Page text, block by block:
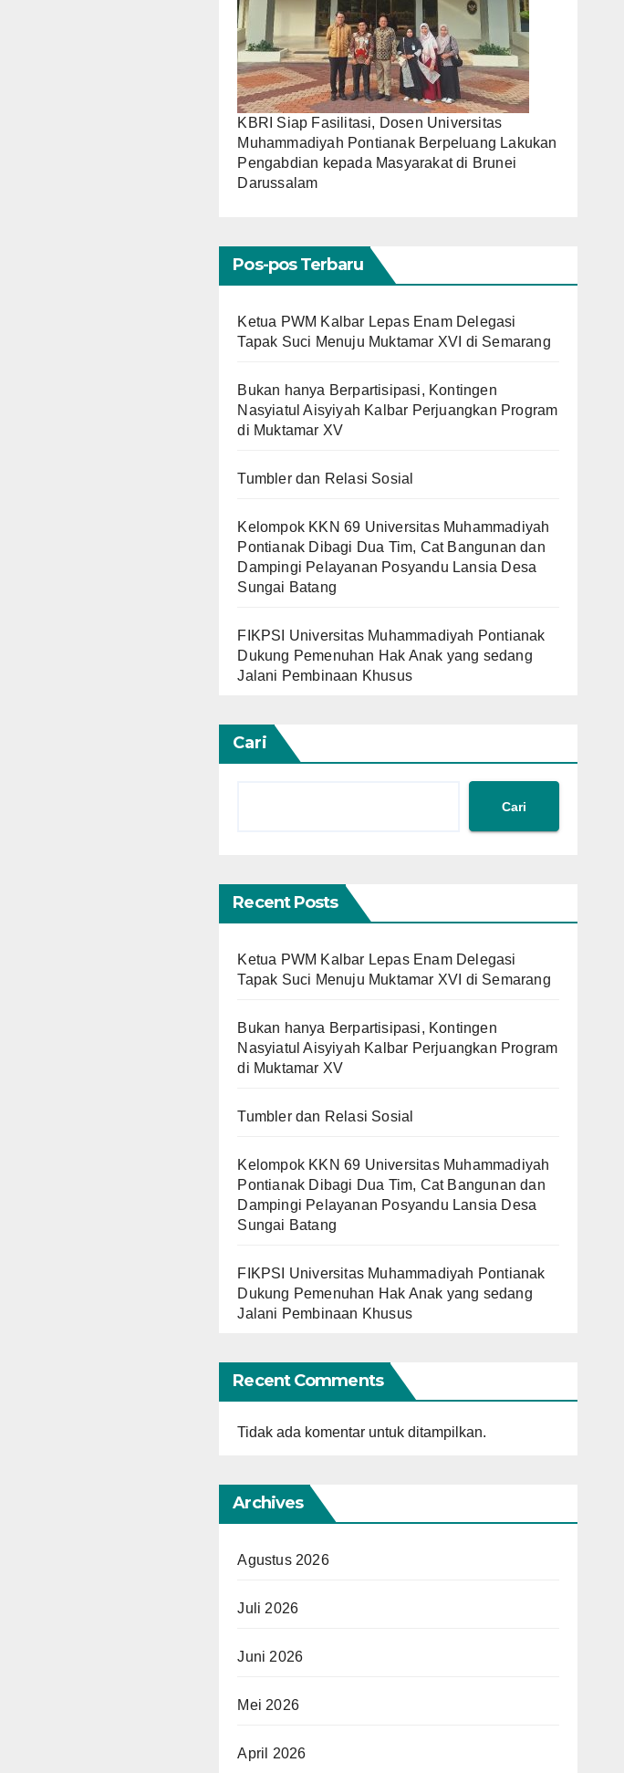
KBRI Siap Fasilitasi, Dosen Universitas
Muhammadiyah Pontianak Berpeluang Lakukan
Pengabdian kepada Masyarakat di Brunei
Darussalam
Pos-pos Terbaru
Ketua PWM Kalbar Lepas Enam Delegasi
Tapak Suci Menuju Muktamar XVI di Semarang
Bukan hanya Berpartisipasi, Kontingen
Nasyiatul Aisyiyah Kalbar Perjuangkan Program
di Muktamar XV
Tumbler dan Relasi Sosial
Kelompok KKN 69 Universitas Muhammadiyah
Pontianak Dibagi Dua Tim, Cat Bangunan dan
Dampingi Pelayanan Posyandu Lansia Desa
Sungai Batang
FIKPSI Universitas Muhammadiyah Pontianak
Dukung Pemenuhan Hak Anak yang sedang
Jalani Pembinaan Khusus
Cari
Cari
Recent Posts
Ketua PWM Kalbar Lepas Enam Delegasi
Tapak Suci Menuju Muktamar XVI di Semarang
Bukan hanya Berpartisipasi, Kontingen
Nasyiatul Aisyiyah Kalbar Perjuangkan Program
di Muktamar XV
Tumbler dan Relasi Sosial
Kelompok KKN 69 Universitas Muhammadiyah
Pontianak Dibagi Dua Tim, Cat Bangunan dan
Dampingi Pelayanan Posyandu Lansia Desa
Sungai Batang
FIKPSI Universitas Muhammadiyah Pontianak
Dukung Pemenuhan Hak Anak yang sedang
Jalani Pembinaan Khusus
Recent Comments
Tidak ada komentar untuk ditampilkan.
Archives
Agustus 2026
Juli 2026
Juni 2026
Mei 2026
April 2026